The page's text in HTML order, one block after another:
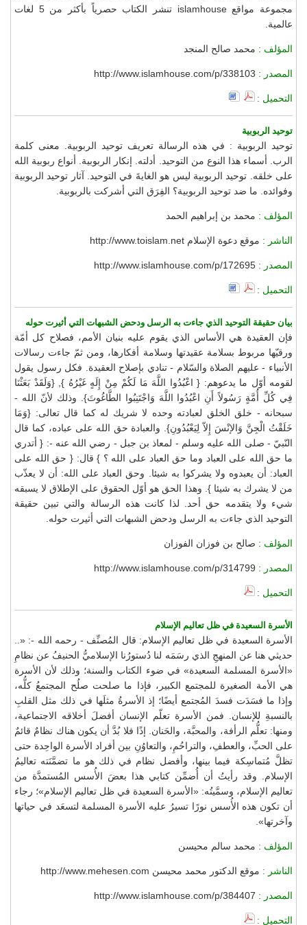
مجموعة مواقع islamhouse تنشر الكتاب حصرياً بأكثر من 5 لغات
عالمية.
المؤلف : محمد صالح المنجد
المصدر : http://www.islamhouse.com/p/338103
التحميل :
توحيد الربوبية
توحيد الربوبية : في هذه الرسالة تعريف توحيد الربوبية. معنى كلمة
الرب. أسماء هذا النوع من التوحيد. أدلته. إنكار الربوبية. أنواع ربوبية الله
على خلقه. توحيد الربوبية ليس هو الغايةَ في التوحيد. آثار توحيد الربوبية
وفوائده. ما ضد توحيد الربوبية؟ الفِرَق التي أشركت بالربوبية.
المؤلف : محمد بن إبراهيم الحمد
الناشر : موقع دعوة الإسلام http://www.toislam.net
المصدر : http://www.islamhouse.com/p/172695
التحميل :
بيان حقيقة التوحيد الذي جاءت به الرسل ودحض الشبهات التي أثيرت حوله
فإن العقيدة هي الأساس الذي يقوم عليه بنيان الأمم، فصلاح كل أمّة
ورقيّها مربوط بسلامة عقيدتها وسلامة أفكارها، ومن ثمّ جاءت رسالات
الأنبياء - عليهم الصلاة والسّلام - تنادي بإصلاح العقيدة. فكل رسول يقول
لقومه أوّل ما يدعوهم: { اعْبُدُوا اللَّهَ مَا لَكُمْ مِنْ إِلَهٍ غَيْرُهُ }, {وَلَقَدْ بَعَثْنَا
فِي كُلِّ أُمَّةٍ رَسُولاً أَنِ اعْبُدُوا اللَّهَ وَاجْتَنِبُوا الطَّاغُوتَ}. وذلك لأنّ الله -
سبحانه - خلق الخلق لعبادته وحده لا شريك له كما قال تعالى: {وَمَا
خَلَقْتُ الْجِنَّ وَالإنْسَ إِلاّ لِيَعْبُدُونِ}. والعبادة حق الله على عباده، كما قال
النّبيّ - صلى الله عليه وسلم - لمعاذ بن جبل - رضي الله عنه -: { أتدري
ما حق الله على العباد وما حق العباد على الله ؟ } قال: { حق الله على
العباد: أن يعبدوه ولا يشركوا به شيئا. وحق العباد على الله: أن لا يعذّب
من لا يشرك به شيئا }. وهذا الحق هو أوّل الحقوق على الإطلاق لا يسبقه
شيء ولا يتقدمه حق أحد. لذا كانت هذه الرسالة والتي تبين حقيقة
التوحيد الذي جاءت به الرسل ودحض الشبهات التي أثيرت حوله.
المؤلف : صالح بن فوزان الفوزان
المصدر : http://www.islamhouse.com/p/314799
التحميل :
الأسرة السعيدة في ظل تعاليم الإسلام
الأسرة السعيدة في ظل تعاليم الإسلام: قال المُصنِّف - رحمه الله -: «..
حديثي هنا عن المنهجِ الذي رسَمَه لنا دُستورُنا الإسلاميُّ الحنيفُ عن نظامِ
«الأسرة المسلمة السعيدة» في ضوء الكتاب والسنة؛ وذلك لأن الأسرة
هي الأمة الصغيرة للمجتمع الكبير، فإذا ما صلحت صلُح المجتمعُ كلُّه،
وإذا ما فسَدَت فسدَ المُجتمع أيضًا؛ إذ الأسرةُ مثلَها في ذلك مثل القلبِ
بالنسبةِ للإنسان. فمن الأسرة تعلّم الإنسان أفضلَ أخلاقه الاجتماعية،
ومنها: تعلُّم الرأفة، والمحبَّة، والحَنان. إذًا فلا بُدَّ أن يكون هناك نظامٌ قائمٌ
على الحبِّ، والعطفِ، والتراحُمِ، والتعاوُنِ بين أفراد الأسرة الواحِدة حتى
تظلَّ مُتماسِكة فيما بينها، وأفضل نظام في ذلك هو ما تضمَّنَته تعاليمُ
الإسلام. وقد رأيتُ أن أُضمِّن كتابي هذا بعضَ الأُسس المُستمدَّة من
تعاليم الإسلام، وسمَّيتُه: «الأسرة السعيدة في ظل تعاليم الإسلام»؛ رجاء
أن تكون هذه الأُسس نورًا تسيرُ عليه الأسرة المسلمة لتسعَد في حياتها
وآخرتها».
المؤلف : محمد سالم محيسن
الناشر : موقع الدكتور محمد محيسن http://www.mehesen.com
المصدر : http://www.islamhouse.com/p/384407
التحميل :